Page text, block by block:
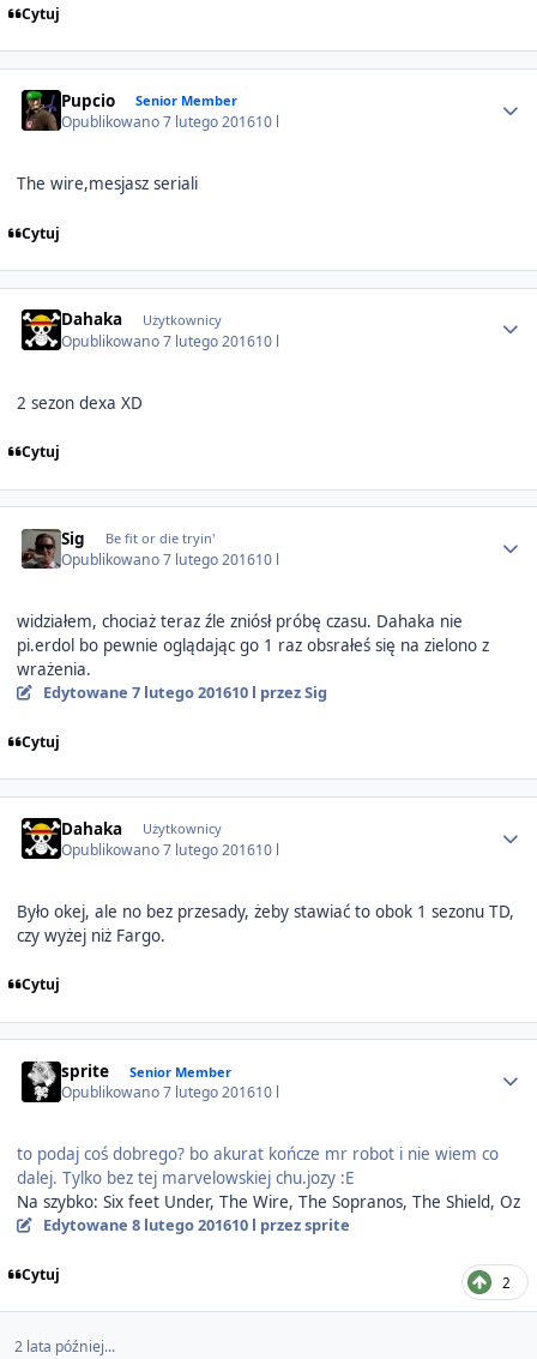
Cytuj
Pupcio Senior Member
Opublikowano7 lutego 201610 l
The wire,mesjasz seriali
Cytuj
Dahaka Użytkownicy
Opublikowano7 lutego 201610 l
2 sezon dexa XD
Cytuj
Sig Be fit or die tryin'
Opublikowano7 lutego 201610 l
widziałem, chociaż teraz źle zniósł próbę czasu. Dahaka nie
pi.erdol bo pewnie oglądając go 1 raz obsrałeś się na zielono z
wrażenia.
Edytowane 7 lutego 201610 l przez Sig
Cytuj
Dahaka Użytkownicy
Opublikowano7 lutego 201610 l
Było okej, ale no bez przesady, żeby stawiać to obok 1 sezonu TD,
czy wyżej niż Fargo.
Cytuj
sprite Senior Member
Opublikowano7 lutego 201610 l
to podaj coś dobrego? bo akurat kończe mr robot i nie wiem co
dalej. Tylko bez tej marvelowskiej chu.jozy :E
Na szybko: Six feet Under, The Wire, The Sopranos, The Shield, Oz
Edytowane 8 lutego 201610 l przez sprite
Cytuj 2
2 lata później...